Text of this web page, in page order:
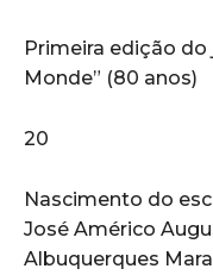
Primeira edição do
Monde” (80 anos)
20
Nascimento do
José Américo
Albuquerques